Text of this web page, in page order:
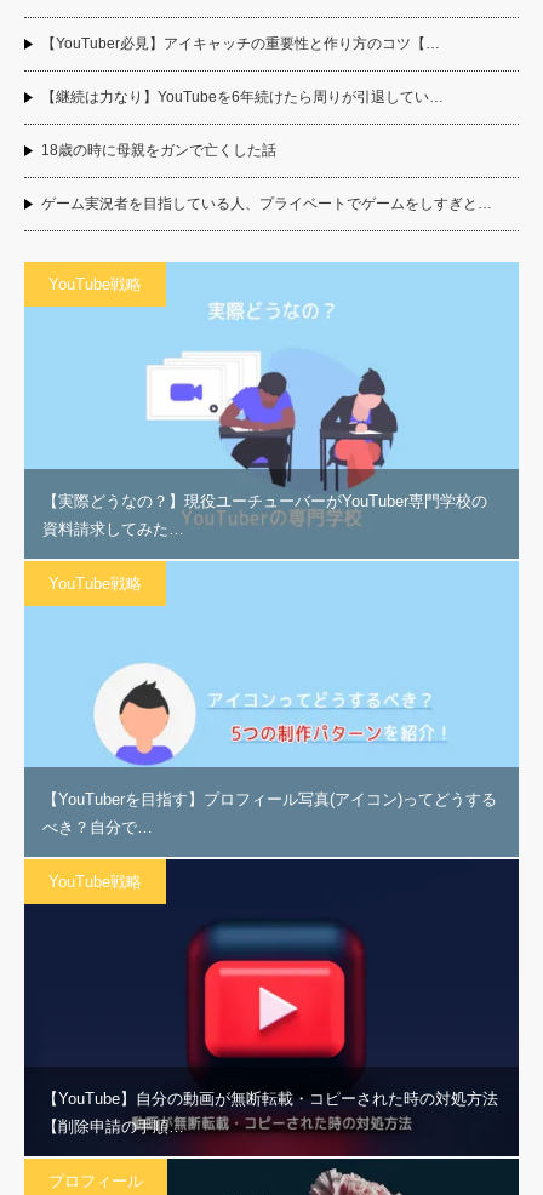
【YouTuber必見】アイキャッチの重要性と作り方のコツ【…
【継続は力なり】YouTubeを6年続けたら周りが引退してい…
18歳の時に母親をガンで亡くした話
ゲーム実況者を目指している人、プライベートでゲームをしすぎと…
YouTube戦略
【実際どうなの？】現役ユーチューバーがYouTuber専門学校の
資料請求してみた…
YouTube戦略
【YouTuberを目指す】プロフィール写真(アイコン)ってどうする
べき？自分で…
YouTube戦略
【YouTube】自分の動画が無断転載・コピーされた時の対処方法
【削除申請の手順…
プロフィール